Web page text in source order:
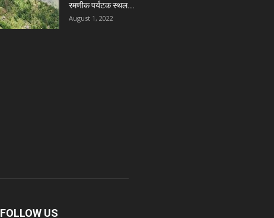
रमणीक पर्यटक स्थल...
August 1, 2022
FOLLOW US